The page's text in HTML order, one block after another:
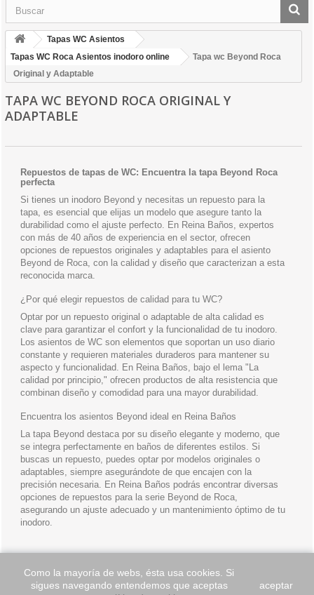
Tapas WC Asientos
Tapas WC Roca Asientos inodoro online
Tapa wc Beyond Roca
Original y Adaptable
TAPA WC BEYOND ROCA ORIGINAL Y
ADAPTABLE
Repuestos de tapas de WC: Encuentra la tapa Beyond Roca
perfecta
Si tienes un inodoro Beyond y necesitas un repuesto para la
tapa, es esencial que elijas un modelo que asegure tanto la
durabilidad como el ajuste perfecto. En Reina Baños, expertos
con más de 40 años de experiencia en el sector, ofrecen
opciones de repuestos originales y adaptables para el asiento
Beyond de Roca, con la calidad y diseño que caracterizan a esta
reconocida marca.
¿Por qué elegir repuestos de calidad para tu WC?
Optar por un repuesto original o adaptable de alta calidad es
clave para garantizar el confort y la funcionalidad de tu inodoro.
Los asientos de WC son elementos que soportan un uso diario
constante y requieren materiales duraderos para mantener su
aspecto y funcionalidad. En Reina Baños, bajo el lema "La
calidad por principio," ofrecen productos de alta resistencia que
combinan diseño y comodidad para una mayor durabilidad.
Encuentra los asientos Beyond ideal en Reina Baños
La tapa Beyond destaca por su diseño elegante y moderno, que
se integra perfectamente en baños de diferentes estilos. Si
buscas un repuesto, puedes optar por modelos originales o
adaptables, siempre asegurándote de que encajen con la
precisión necesaria. En Reina Baños podrás encontrar diversas
opciones de repuestos para la serie Beyond de Roca,
asegurando un ajuste adecuado y un mantenimiento óptimo de tu
inodoro.
Como la mayoría de webs, ésta usa cookies. Si
sigues navegando entendemos que aceptas
aceptar